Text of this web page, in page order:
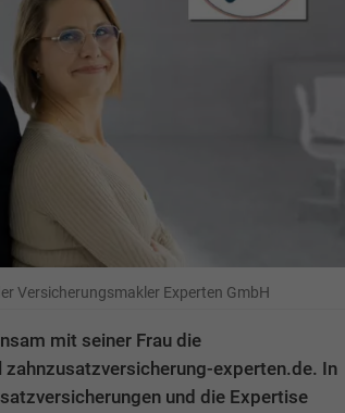
Versicherungsmakler Experten GmbH
mit seiner Frau die
experten.de. In
und die Expertise